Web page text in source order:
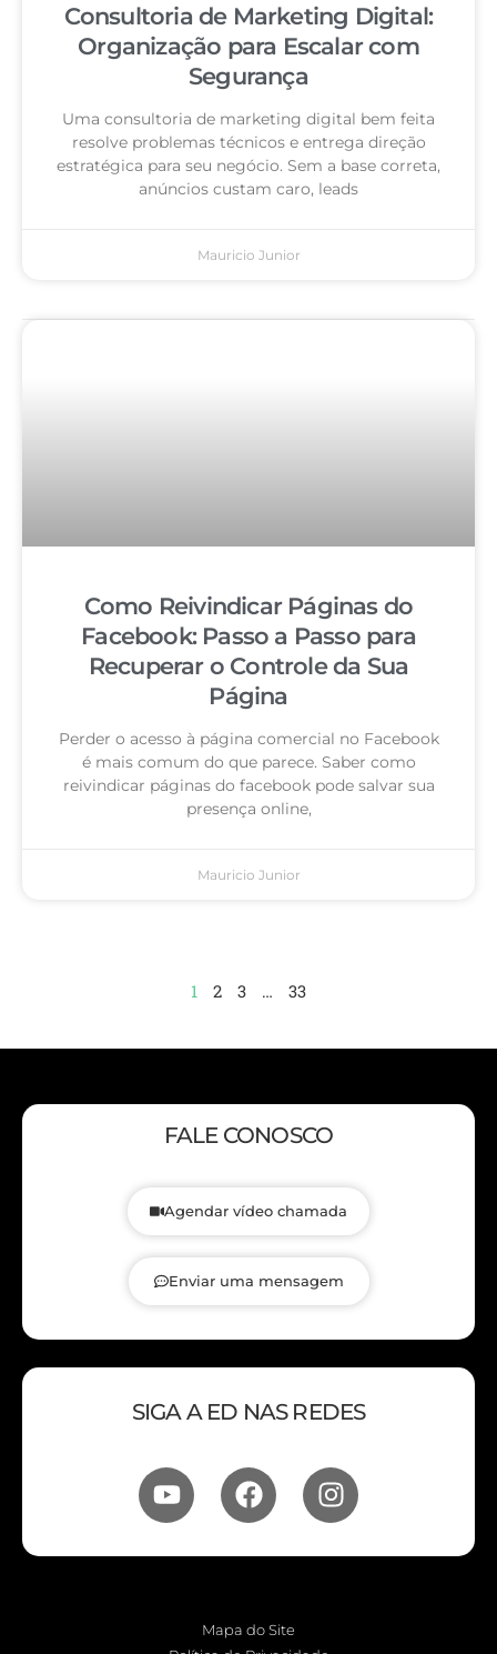
Consultoria de Marketing Digital:
Organização para Escalar com
Segurança
Uma consultoria de marketing digital bem feita
resolve problemas técnicos e entrega direção
estratégica para seu negócio. Sem a base correta,
anúncios custam caro, leads
Mauricio Junior
Como Reivindicar Páginas do
Facebook: Passo a Passo para
Recuperar o Controle da Sua
Página
Perder o acesso à página comercial no Facebook
é mais comum do que parece. Saber como
reivindicar páginas do facebook pode salvar sua
presença online,
Mauricio Junior
1 2 3 … 33
FALE CONOSCO
Agendar vídeo chamada
Enviar uma mensagem
SIGA A ED NAS REDES
Mapa do Site